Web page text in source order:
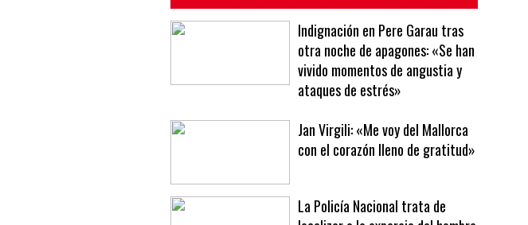
Indignación en Pere Garau tras
otra noche de apagones: «Se han
vivido momentos de angustia y
ataques de estrés»
Jan Virgili: «Me voy del Mallorca
con el corazón lleno de gratitud»
La Policía Nacional trata de